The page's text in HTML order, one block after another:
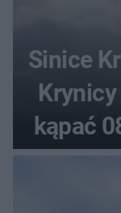
Sinice
kąpać